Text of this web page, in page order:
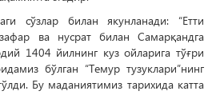
сўзлар билан якунланади: “Етти
ва нусрат билан Самарқандга
1404 йилнинг куз ойларига тўғри
бўлган “Темур тузуклари”нинг
Бу маданиятимиз тарихида катта